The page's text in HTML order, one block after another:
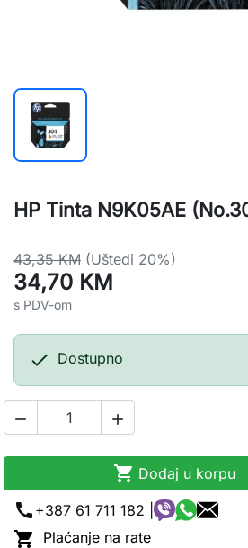
HP Tinta N9K05AE
43,35 KM (Uštedi 20%)
34,70 KM
s PDV-om
 Dostupno
 
 Dodaj u korpu
call +387 61 711 182 |
 Plaćanje na rate